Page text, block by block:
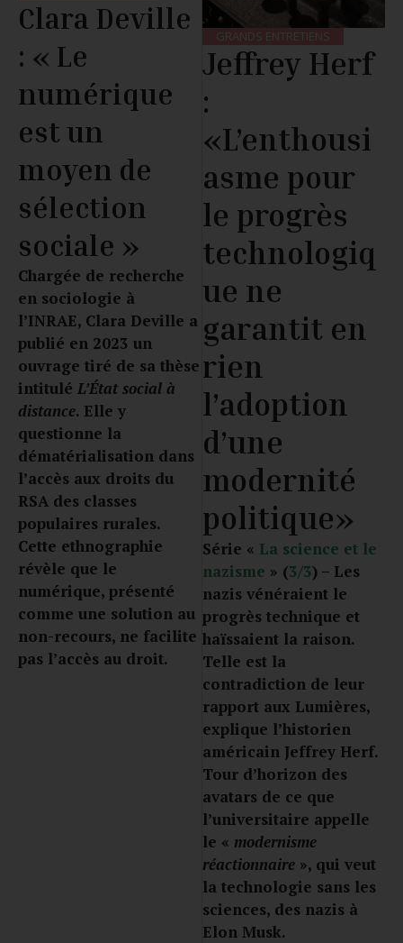
Clara Deville
: « Le
numérique
est un
moyen de
sélection
sociale »
Chargée de recherche
en sociologie à
l’INRAE, Clara Deville a
publié en 2023 un
ouvrage tiré de sa thèse
intitulé L’État social à
distance. Elle y
questionne la
dématérialisation dans
l’accès aux droits du
RSA des classes
populaires rurales.
Cette ethnographie
révèle que le
numérique, présenté
comme une solution au
non-recours, ne facilite
pas l’accès au droit.
GRANDS ENTRETIENS
Jeffrey Herf
:
«L’enthousi
asme pour
le progrès
technologiq
ue ne
garantit en
rien
l’adoption
d’une
modernité
politique»
Série « La science et le
nazisme » (3/3) – Les
nazis vénéraient le
progrès technique et
haïssaient la raison.
Telle est la
contradiction de leur
rapport aux Lumières,
explique l’historien
américain Jeffrey Herf.
Tour d’horizon des
avatars de ce que
l’universitaire appelle
le « modernisme
réactionnaire», qui veut
la technologie sans les
sciences, des nazis à
Elon Musk.